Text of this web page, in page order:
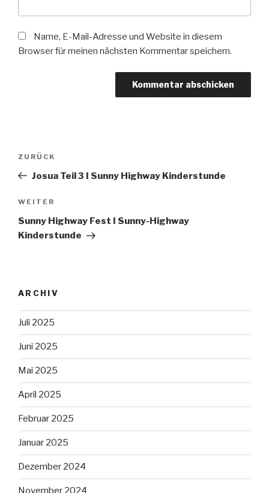
Name, E-Mail-Adresse und Website in diesem
Browser für meinen nächsten Kommentar speichern.
Beitragsnavigation
Vorheriger
Beitrag
ZURÜCK
Josua Teil 3 I Sunny Highway Kinderstunde
Nächster
Beitrag
WEITER
Sunny Highway Fest I Sunny-Highway
Kinderstunde
ARCHIV
Juli 2025
Juni 2025
Mai 2025
April 2025
Februar 2025
Januar 2025
Dezember 2024
November 2024